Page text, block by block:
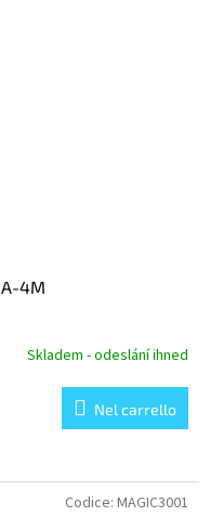
4M
Skladem - odeslání ihned
Nel carrello
Codice: MAGIC3001